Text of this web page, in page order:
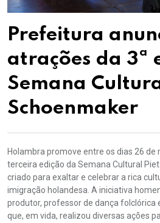
Prefeitura
atrações da 3ª
Semana
Schoenmaker
Holambra promove entre os dias 26 de
terceira edição da Semana Cultural
criado para exaltar e celebrar a rica
imigração holandesa. A iniciativa
produtor, professor de dança folclórica
que, em vida, realizou diversas ações